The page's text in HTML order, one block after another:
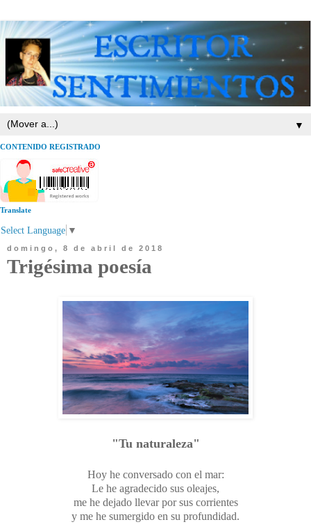
▼
CONTENIDO REGISTRADO
Translate
Select Language ▼
domingo, 8 de abril de 2018
Trigésima poesía
"Tu naturaleza"
Hoy he conversado con el mar:
Le he agradecido sus oleajes,
me he dejado llevar por sus corrientes
y me he sumergido en su profundidad.